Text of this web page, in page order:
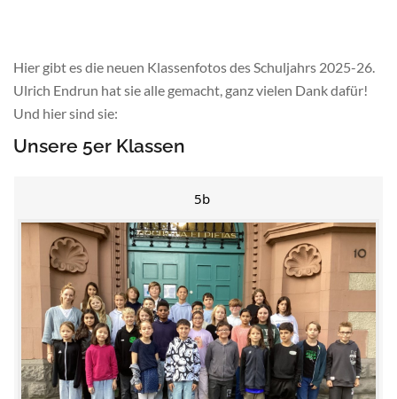
Hier gibt es die neuen Klassenfotos des Schuljahrs 2025-26.
Ulrich Endrun hat sie alle gemacht, ganz vielen Dank dafür!
Und hier sind sie:
Unsere 5er Klassen
5b